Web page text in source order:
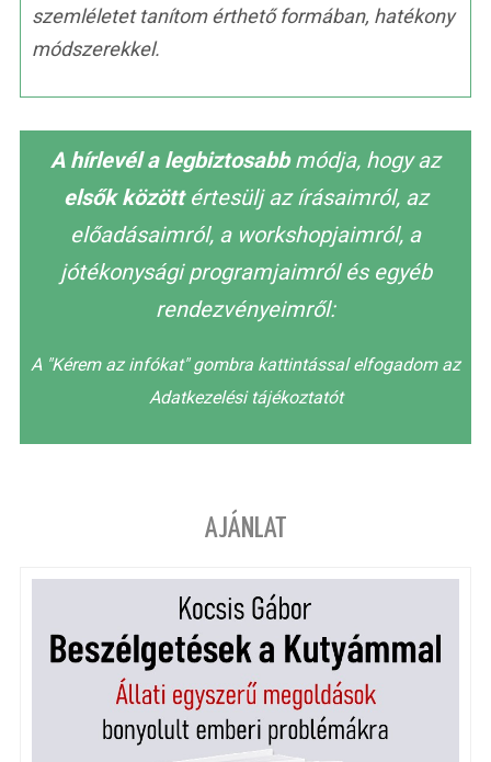
szemléletet tanítom érthető formában, hatékony
módszerekkel.
A hírlevél a legbiztosabbmódja, hogy az
elsők közöttértesülj az írásaimról, az
előadásaimról, a workshopjaimról, a
jótékonysági programjaimról és egyéb
rendezvényeimről:
A "Kérem az infókat" gombra kattintással elfogadom az
Adatkezelési tájékoztatót
AJÁNLAT